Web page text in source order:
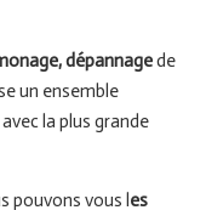
dépannagede
un ensemble
la plus grande
pouvons vous les